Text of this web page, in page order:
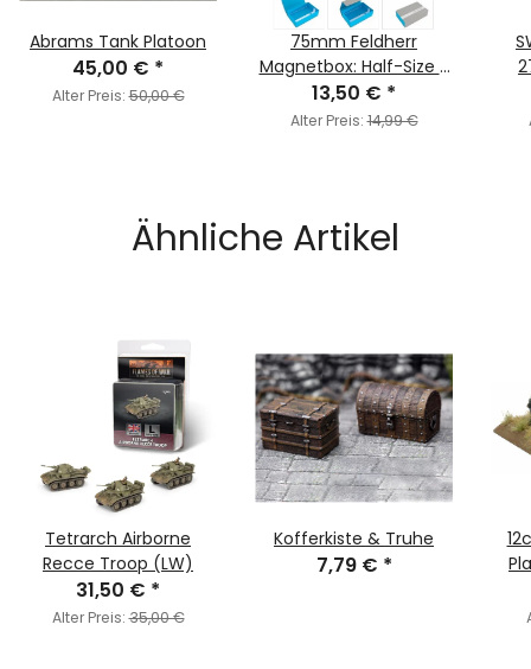
Abrams Tank Platoon
45,00 € *
Alter Preis:50,00 €
75mm Feldherr
Magnetbox: Half-Size -
Blau, Leer
13,50 € *
Alter Preis:14,99 €
Ähnliche Artikel
Tetrarch Airborne
Recce Troop (LW)
31,50 € *
Alter Preis:35,00 €
Kofferkiste & Truhe
7,79 € *